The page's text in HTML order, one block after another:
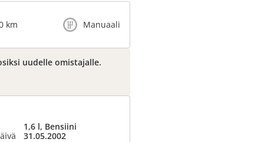
km Manuaali
uudelle omistajalle.
1,6 l, Bensiini
31.05.2002